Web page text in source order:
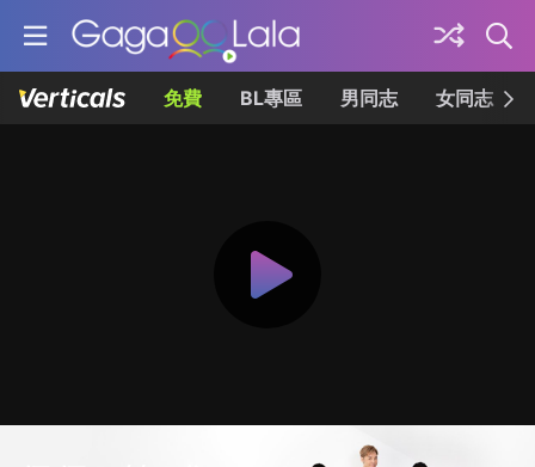
免費 BL專區 男同志 女同志